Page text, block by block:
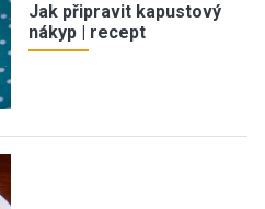
Jak připravit kapustový
nákyp | recept